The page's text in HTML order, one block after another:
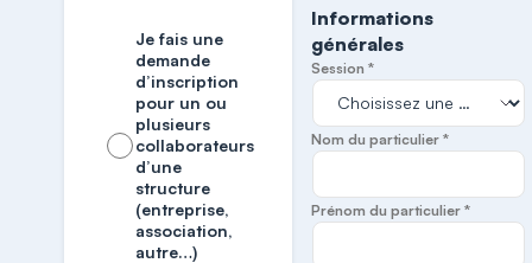
Je fais une
demande
d’inscription
pour un ou
plusieurs
collaborateurs
d’une
structure
(entreprise,
association,
autre…)
Informations
générales
Session *
Nom du particulier *
Prénom du particulier *